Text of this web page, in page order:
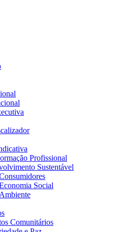
Profissional
Sustentável
Social
Ambiente
Comunitários